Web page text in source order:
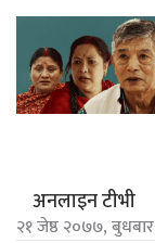
अनलाइन टीभी
२१ जेष्ठ २०७७, बुधबार